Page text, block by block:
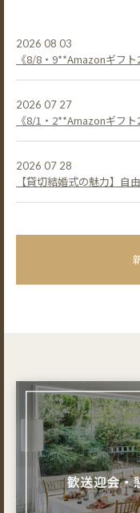
2026 08 03
《8/8・9**Amazonギフ
2026 07 27
《8/1・2**Amazonギフ
2026 07 28
【貸切結婚式の魅力】自